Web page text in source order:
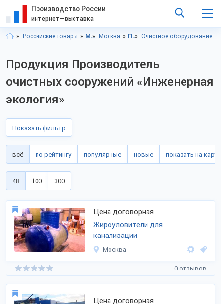
Производство России
интернет—выставка
Российские товары Московская область Москва Промышленное оборудование Очистное оборудование
Продукция Производитель
очистных сооружений «Инженерная
экология»
Показать фильтр
всё по рейтингу популярные новые показать на карте
48 100 300
Цена договорная
Жироуловители для
канализации
Москва
0 отзывов
Цена договорная